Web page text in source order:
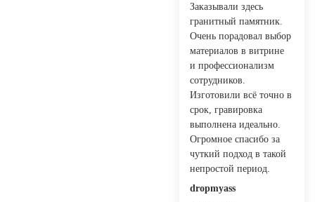
Заказывали здесь
гранитный памятник.
Очень порадовал выбор
материалов в витрине
и профессионализм
сотрудников.
Изготовили всё точно в
срок, гравировка
выполнена идеально.
Огромное спасибо за
чуткий подход в такой
непростой период.
dropmyass